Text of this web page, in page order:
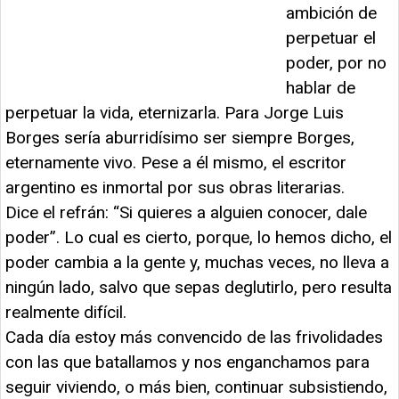
ambición de
perpetuar el
poder, por no
hablar de
perpetuar la vida, eternizarla. Para Jorge Luis
Borges sería aburridísimo ser siempre Borges,
eternamente vivo. Pese a él mismo, el escritor
argentino es inmortal por sus obras literarias.
Dice el refrán: “Si quieres a alguien conocer, dale
poder”. Lo cual es cierto, porque, lo hemos dicho, el
poder cambia a la gente y, muchas veces, no lleva a
ningún lado, salvo que sepas deglutirlo, pero resulta
realmente difícil.
Cada día estoy más convencido de las frivolidades
con las que batallamos y nos enganchamos para
seguir viviendo, o más bien, continuar subsistiendo,